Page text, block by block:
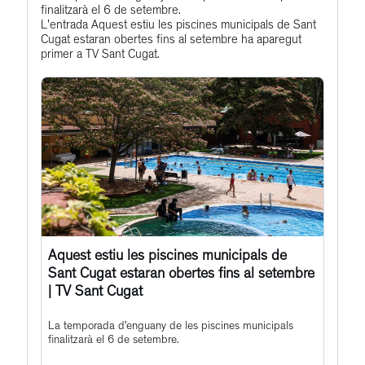
to
this
post
finalitzarà el 6 de setembre.
L'entrada Aquest estiu les piscines municipals de Sant
Cugat estaran obertes fins al setembre ha aparegut
primer a TV Sant Cugat.
Aquest estiu les piscines municipals de
Sant Cugat estaran obertes fins al setembre
| TV Sant Cugat
La temporada d’enguany de les piscines municipals
finalitzarà el 6 de setembre.